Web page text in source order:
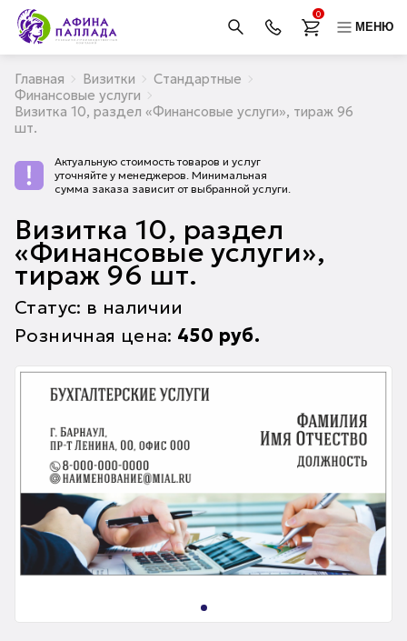
0
МЕНЮ
Главная Визитки
Стандартные
Финансовые услуги
Визитка 10, раздел «Финансовые услуги», тираж 96
шт.
Актуальную стоимость товаров и услуг
уточняйте у менеджеров. Минимальная
сумма заказа зависит от выбранной услуги.
Визитка 10, раздел
«Финансовые услуги»,
тираж 96 шт.
Статус: в наличии
Розничная цена: 450 руб.